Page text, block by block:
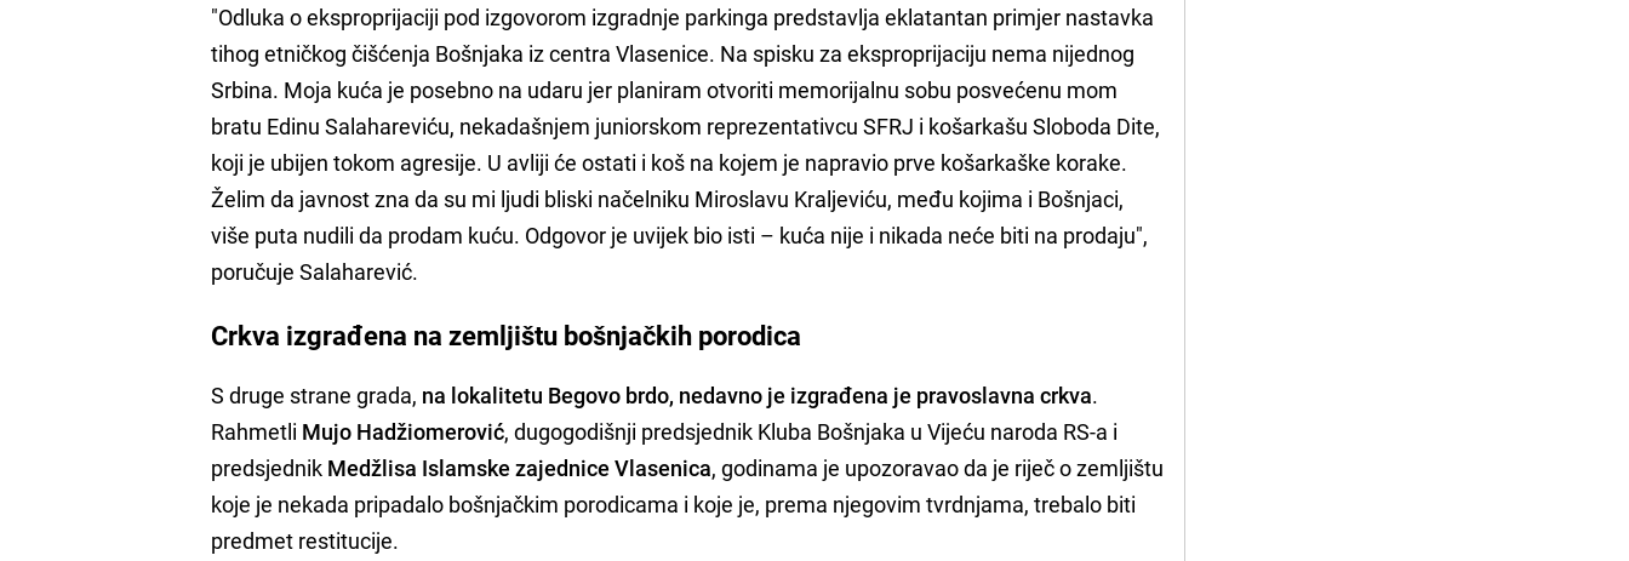
"Odluka o eksproprijaciji pod izgovorom izgradnje parkinga predstavlja eklatantan primjer nastavka
tihog etničkog čišćenja Bošnjaka iz centra Vlasenice. Na spisku za eksproprijaciju nema nijednog
Srbina. Moja kuća je posebno na udaru jer planiram otvoriti memorijalnu sobu posvećenu mom
bratu Edinu Salahareviću, nekadašnjem juniorskom reprezentativcu SFRJ i košarkašu Sloboda Dite,
koji je ubijen tokom agresije. U avliji će ostati i koš na kojem je napravio prve košarkaške korake.
Želim da javnost zna da su mi ljudi bliski načelniku Miroslavu Kraljeviću, među kojima i Bošnjaci,
više puta nudili da prodam kuću. Odgovor je uvijek bio isti – kuća nije i nikada neće biti na prodaju",
poručuje Salaharević.
Crkva izgrađena na zemljištu bošnjačkih porodica
S druge strane grada, na lokalitetu Begovo brdo, nedavno je izgrađena je pravoslavna crkva.
Rahmetli Mujo Hadžiomerović, dugogodišnji predsjednik Kluba Bošnjaka u Vijeću naroda RS-a i
predsjednik Medžlisa Islamske zajednice Vlasenica, godinama je upozoravao da je riječ o zemljištu
koje je nekada pripadalo bošnjačkim porodicama i koje je, prema njegovim tvrdnjama, trebalo biti
predmet restitucije.